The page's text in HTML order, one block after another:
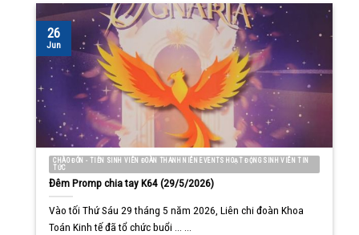
CHÀO ĐÓN - TIỄN SINH VIÊN ĐOÀN THANH NIÊN EVENTS HOẠT ĐỘNG SINH VIÊN TIN
TỨC
Đêm Promp chia tay K64 (29/5/2026)
Vào tối Thứ Sáu 29 tháng 5 năm 2026, Liên chi đoàn Khoa
Toán Kinh tế đã tổ chức buổi ... ...
26
Jun